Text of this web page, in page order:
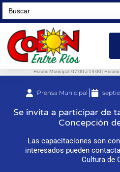
Search
for:
Horario Municipal: 07:00 a 13:00 |
Prensa Municipal
Se invita a participar de
Concepción
Las capacitaciones son
interesados pueden
Cultura de